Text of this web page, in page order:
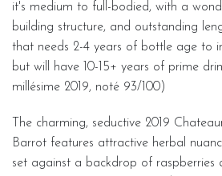
it's medium to full-bodied, with a
building structure, and outstanding
that needs 2-4 years of bottle age to
but will have 10-15+ years of prime
millésime 2019, noté 93/100)
The charming, seductive 2019
Barrot features attractive herbal
set against a backdrop of raspberries